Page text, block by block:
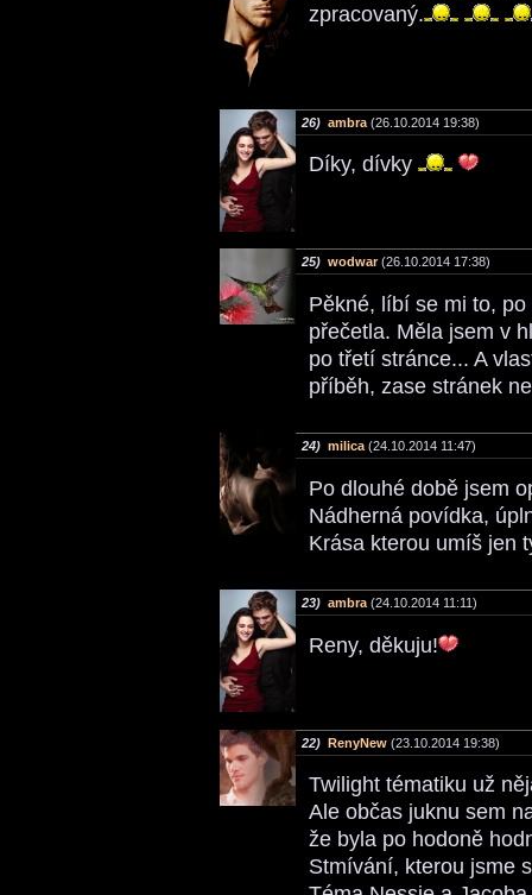
zpracovaný.
26) ambra (26.10.2014 19:38)
Díky, dívky
25) wodwar(26.10.2014 17:38)
Pěkné, líbí se mi to,
přečetla. Měla jsem v
po třetí stránce... A
příběh, zase stránek
24) milica (24.10.2014 11:47)
Po dlouhé době jsem
Nádherná povídka,
Krása kterou umíš jen
23) ambra (24.10.2014 11:11)
Reny, děkuju!
22) RenyNew (23.10.2014 19:38)
Twilight tématiku už
Ale občas juknu sem
že byla po hodoně
Stmívání, kterou jsme